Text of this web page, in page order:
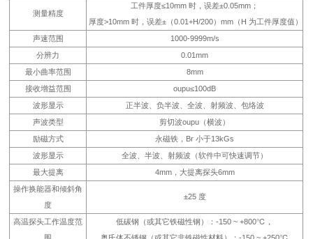
测量精度
工件厚度≤10mm 时，误差±0.05mm；
厚度>10mm 时，误差±（0.01+H/200）mm（H 为工件厚度值）
声速范围
1000-9999m/s
分辨力
0.01mm
最小曲率范围
8mm
接收增益范围
oupu≤100dB
波形显示
正半波、负半波、全波、射频波、包络波
声波类型
剪切波oupu（横波）
励磁方式
永磁铁，Br 小于13kGs
波形显示
全波、半波、射频波（软件中可快速调节）
最大提离
4mm，大提离探头6mm
操作换能器和倾斜角
度
±25 度
高温探头工作温度范
低碳钢（或其它铁磁性钢）：-150 ~ +800℃，